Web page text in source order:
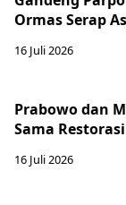
Ormas Serap
16 Juli 2026
Prabowo dan
Sama
16 Juli 2026